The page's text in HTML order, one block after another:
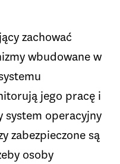
zachować
wbudowane w
jego pracę i
system operacyjny
zabezpieczone są
osoby